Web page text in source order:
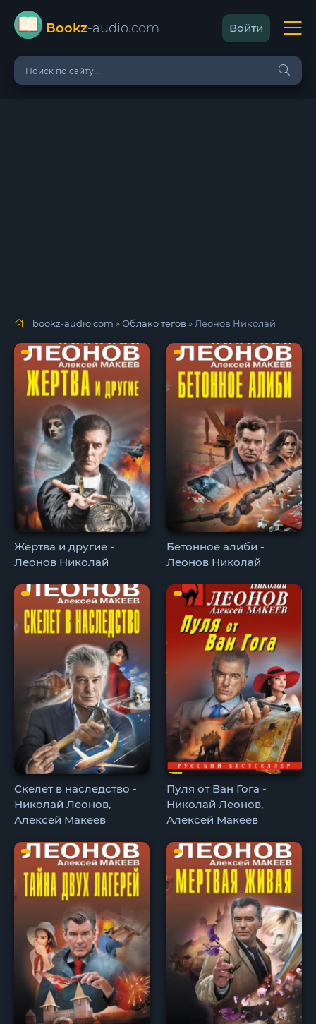
Bookz-audio.com Войти
bookz-audio.com »Облако тегов » Леонов Николай
Жертва и другие -
Леонов Николай
Бетонное алиби -
Леонов Николай
Скелет в наследство -
Николай Леонов,
Алексей Макеев
Пуля от Ван Гога -
Николай Леонов,
Алексей Макеев